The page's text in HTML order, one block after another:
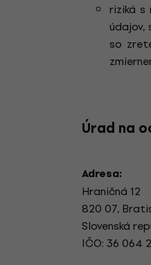
riziká s
údajov,
so
Úrad na
Adresa:
Hraničná 12
820 07,
Slovenská
IČO: 36 064